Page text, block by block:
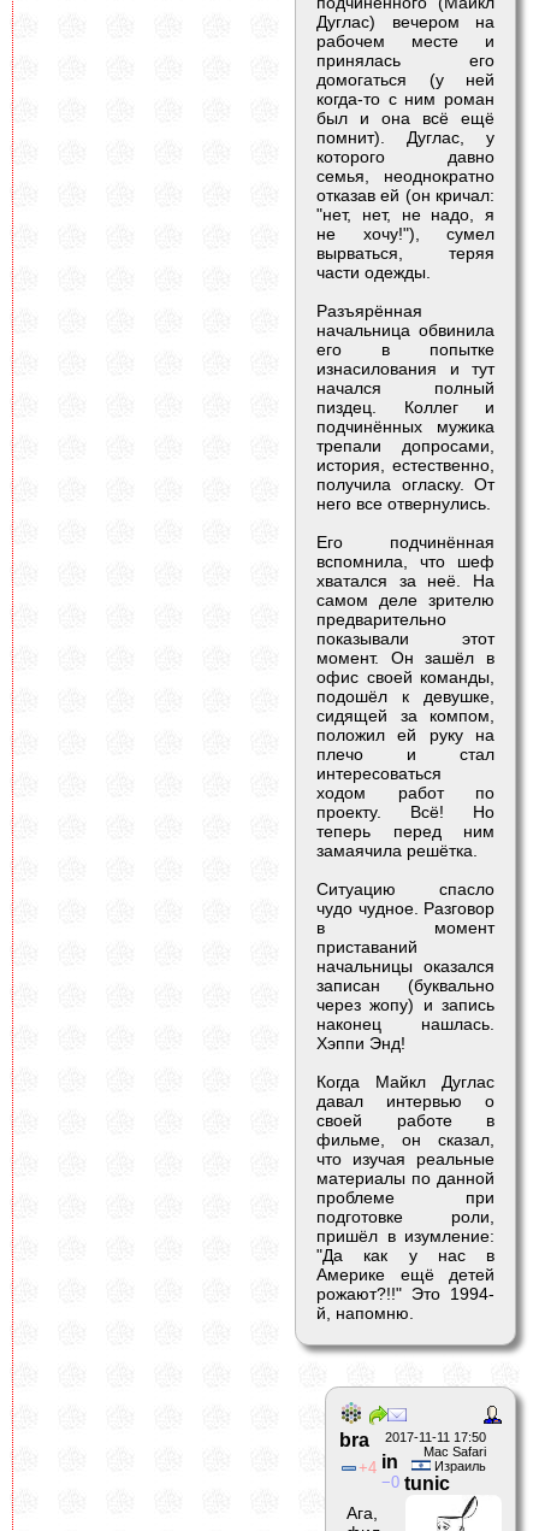
Дуглас) вечером на
рабочем месте и
принялась его
домогаться (у ней
когда-то с ним роман
был и она всё ещё
помнит). Дуглас, у
которого давно
семья, неоднократно
отказав ей (он кричал:
"нет, нет, не надо, я
не хочу!"), сумел
вырваться, теряя
части одежды.
Разъярённая
начальница обвинила
его в попытке
изнасилования и тут
начался полный
пиздец. Коллег и
подчинённых мужика
трепали допросами,
история, естественно,
получила огласку. От
него все отвернулись.
Его подчинённая
вспомнила, что шеф
хватался за неё. На
самом деле зрителю
предварительно
показывали этот
момент. Он зашёл в
офис своей команды,
подошёл к девушке,
сидящей за компом,
положил ей руку на
плечо и стал
интересоваться
ходом работ по
проекту. Всё! Но
теперь перед ним
замаячила решётка.
Ситуацию спасло
чудо чудное. Разговор
в момент
приставаний
начальницы оказался
записан (буквально
через жопу) и запись
наконец нашлась.
Хэппи Энд!
Когда Майкл Дуглас
давал интервью о
своей работе в
фильме, он сказал,
что изучая реальные
материалы по данной
проблеме при
подготовке роли,
пришёл в изумление:
"Да как у нас в
Америке ещё детей
рожают?!!" Это 1994-
й, напомню.
2017-11-11 17:50
Mac Safari
Израиль
4
0
bra
in
tunic
Ага,